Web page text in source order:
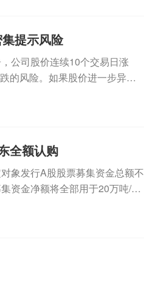
提示风险
公司股价连续10个交易日涨
的风险。如果股价进一步异常
全额认购
象发行A股股票募集资金总额不
资金净额将全部用于20万吨/年